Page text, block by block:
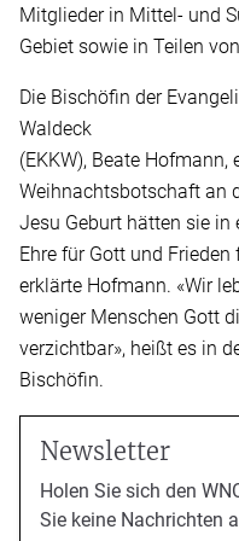
Mitglieder in Mittel- und
Gebiet sowie in Teilen
Die Bischöfin der
Waldeck
(EKKW), Beate Hofmann,
Weihnachtsbotschaft an
Jesu Geburt hätten sie in
Ehre für Gott und
erklärte Hofmann. «Wir
weniger Menschen Gott
verzichtbar», heißt es in
Bischöfin.
Newsletter
Holen Sie sich den
Sie keine Nachrichten